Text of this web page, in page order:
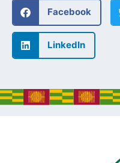
Facebook
LinkedIn